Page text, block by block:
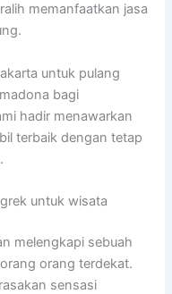
memanfaatkan jasa
untuk pulang
bagi
hadir menawarkan
terbaik dengan tetap
untuk wisata
melengkapi sebuah
orang terdekat.
sensasi